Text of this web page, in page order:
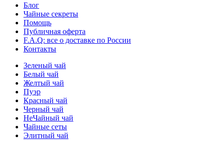
Блог
Чайные секреты
Помощь
Публичная оферта
F.A.Q: все о доставке по России
Контакты
Зеленый чай
Белый чай
Желтый чай
Пуэр
Красный чай
Черный чай
НеЧайный чай
Чайные сеты
Элитный чай